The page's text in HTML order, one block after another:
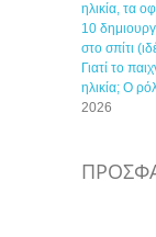
ηλικία, τα
10
στο σπίτι
Γιατί το
ηλικία; Ο
2026